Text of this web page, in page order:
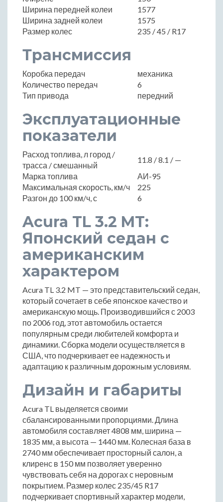
Ширина передней колеи
1577
Ширина задней колеи
1575
Размер колес
235 / 45 / R17
Трансмиссия
Коробка передач
механика
Количество передач
6
Тип привода
передний
Эксплуатационные
показатели
Расход топлива, л город /
трасса / смешанный
11.8 / 8.1 / —
Марка топлива
АИ-95
Максимальная скорость, км/ч
225
Разгон до 100 км/ч, с
6
Acura TL 3.2 MT:
Японский седан с
американским
характером
Acura TL 3.2 MT — это представительский седан,
который сочетает в себе японское качество и
американскую мощь. Производившийся с 2003
по 2006 год, этот автомобиль остается
популярным среди любителей комфорта и
динамики. Сборка модели осуществляется в
США, что подчеркивает ее надежность и
адаптацию к различным дорожным условиям.
Дизайн и габариты
Acura TL выделяется своими
сбалансированными пропорциями. Длина
автомобиля составляет 4808 мм, ширина —
1835 мм, а высота — 1440 мм. Колесная база в
2740 мм обеспечивает просторный салон, а
клиренс в 150 мм позволяет уверенно
чувствовать себя на дорогах с неровным
покрытием. Размер колес 235/45 R17
подчеркивает спортивный характер модели,